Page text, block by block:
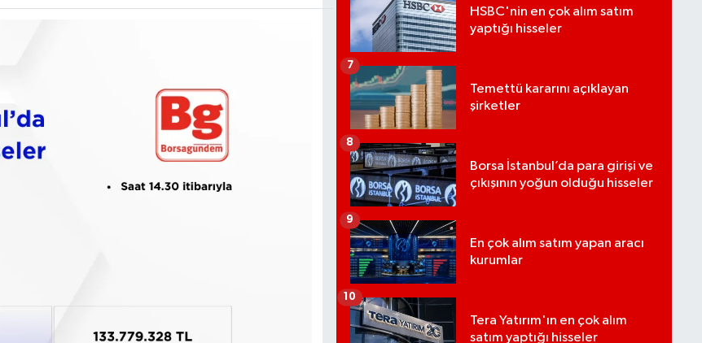
HSBC'nin en çok alım satım
yaptığı hisseler
Temettü kararını açıklayan
şirketler
7
Borsa İstanbul’da para girişi ve
çıkışının yoğun olduğu hisseler
8
En çok alım satım yapan aracı
kurumlar
9
Tera Yatırım'ın en çok alım
satım yaptığı hisseler
10